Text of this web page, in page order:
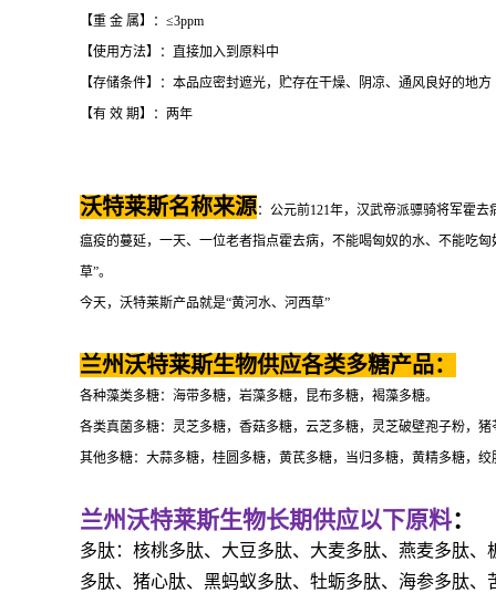
【重 金 属】：≤3ppm
【使用方法】：直接加入到原料中
【存储条件】：本品应密封遮光，贮存在干燥、阴凉、通风良好的地方
【有 效 期】：两年
沃特莱斯名称来源：公元前121年，汉武帝派骠骑将军霍
瘟疫的蔓延，一天、一位老者指点霍去病，不能喝匈奴的水、不能吃
草”。
今天，沃特莱斯产品就是“黄河水、河西草”
兰州沃特莱斯生物供应各类多糖产品：
各种藻类多糖：海带多糖，岩藻多糖，昆布多糖，褐藻多糖。
各类真菌多糖：灵芝多糖，香菇多糖，云芝多糖，灵芝破壁孢子粉，
其他多糖：大蒜多糖，桂圆多糖，黄芪多糖，当归多糖，黄精多糖，
兰州沃特莱斯生物长期供应以下原料：
多肽：核桃多肽、大豆多肽、大麦多肽、燕麦多肽、
多肽、猪心肽、黑蚂蚁多肽、牡蛎多肽、海参多肽